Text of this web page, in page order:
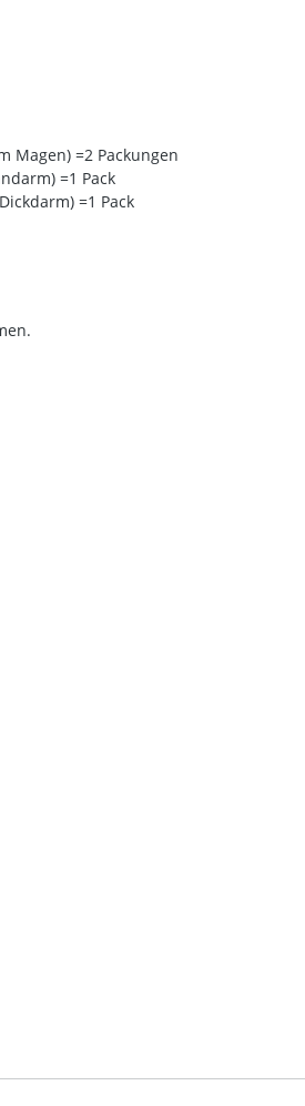
Magen) =2 Packungen
=1 Pack
=1 Pack
von 5 von 5 Sternen